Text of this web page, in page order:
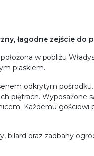
łagodne zejście do
w pobliżu
piaskiem.
odkrytym
piętrach. Wyposażone
Każdemu gościowi
bilard oraz zadbany